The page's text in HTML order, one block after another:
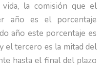
la comisión que el
año es el porcentaje
año este porcentaje es
el tercero es la mitad del
hasta el final del plazo